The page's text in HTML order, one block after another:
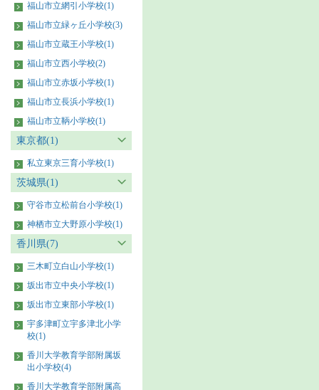
福山市立網引小学校(1)
福山市立緑ヶ丘小学校(3)
福山市立蔵王小学校(1)
福山市立西小学校(2)
福山市立赤坂小学校(1)
福山市立長浜小学校(1)
福山市立鞆小学校(1)
東京都(1)
私立東京三育小学校(1)
茨城県(1)
守谷市立松前台小学校(1)
神栖市立大野原小学校(1)
香川県(7)
三木町立白山小学校(1)
坂出市立中央小学校(1)
坂出市立東部小学校(1)
宇多津町立宇多津北小学
校(1)
香川大学教育学部附属坂
出小学校(4)
香川大学教育学部附属高